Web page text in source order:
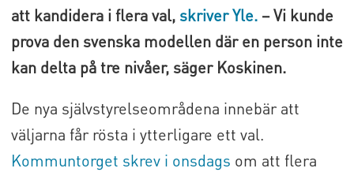
att kandidera i flera val, skriver Yle.– Vi kunde
prova den svenska modellen där en person inte
kan delta på tre nivåer, säger Koskinen.
De nya självstyrelseområdena innebär att
väljarna får rösta i ytterligare ett val.
Kommuntorget skrev i onsdags om att flera